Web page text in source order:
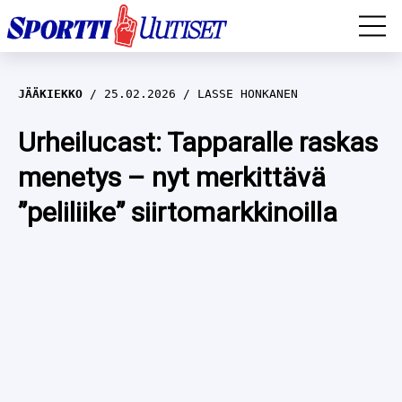
EM-YLEISURHEILU
JÄÄKIEKKO
YLEISURHEILU
WILMA HELTELÄ
TALVILAJIT
JÄÄKIEKKO 25.02.2026 LASSE HONKANEN
Urheilucast: Tapparalle raskas
menetys – nyt merkittävä
”peliliike” siirtomarkkinoilla